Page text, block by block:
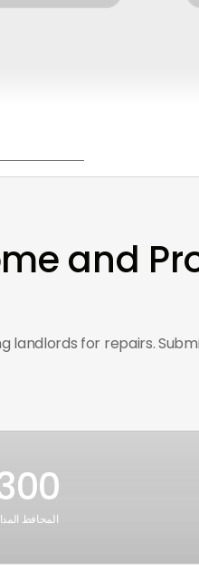
Home
landlords for repairs.
المحافظ